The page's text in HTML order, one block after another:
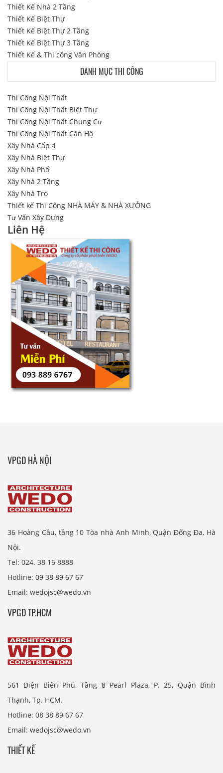
Thiết Kế Nhà 2 Tầng
Thiết Kế Biệt Thự
Thiết Kế Biệt Thự 2 Tầng
Thiết Kế Biệt Thự 3 Tầng
Thiết Kế & Thi công Văn Phòng
DANH MỤC THI CÔNG
Thi Công Nội Thất
Thi Công Nội Thất Biệt Thự
Thi Công Nội Thất Chung Cư
Thi Công Nội Thất Căn Hộ
Xây Nhà Cấp 4
Xây Nhà Biệt Thự
Xây Nhà Phố
Xây Nhà 2 Tầng
Xây Nhà Trọ
Thiết kế Thi Công NHÀ MÁY & NHÀ XƯỞNG
Tư Vấn Xây Dựng
Liên Hệ
VPGD HÀ NỘI
36 Hoàng Cầu, tầng 10 Tòa nhà Anh Minh, Quận Đống Đa, Hà
Nội.
Tel: 024. 38 16 8888
Hotline: 09 38 89 67 67
Email: wedojsc@wedo.vn
VPGD TP.HCM
561 Điện Biên Phủ, Tầng 8 Pearl Plaza, P. 25, Quận Bình
Thạnh, Tp. HCM.
Hotline: 08 38 89 67 67
Email: wedojsc@wedo.vn
THIẾT KẾ